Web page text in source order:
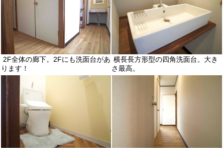
2F全体の廊下。2Fにも洗面台があ
ります！
横長長方形型の四角洗面台。大き
さ最高。